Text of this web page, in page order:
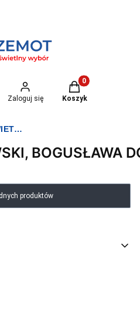
wyszukiwarkę
Zaloguj się
Produkty w
Koszyk
BOGUSŁAWA
produktów